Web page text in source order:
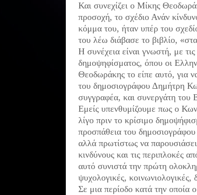
Και συνεχίζει ο Μίκης
προσοχή, το σχέδιο Ανάν
κόμμα του, ήταν υπέρ του
του λέω διάβασε το βιβλίο,
Η συνέχεια είναι γνωστή, με
δημοψηφίσματος, όπου οι
Θεοδωράκης το είπε αυτό, για
του δημοσιογράφου Δημήτρη
συγγραφέα, και συνεργάτη
Εμείς υπενθυμίζουμε πως ο
λίγο πριν το κρίσιμο
προσπάθεια του
αλλά πρωτίστως να
κινδύνους και τις περιπλοκές
αυτό συνιστά την πρώτη
ψυχολογικές, κοινωνιολογικές,
Σε μια περίοδο κατά την οποία